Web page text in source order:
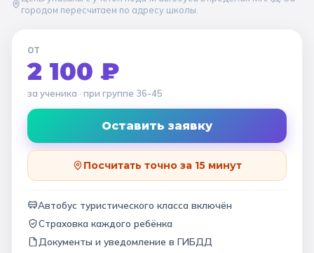
городом пересчитаем по адресу школы.
ОТ
2 100 ₽
за ученика · при группе 36-45
Оставить заявку
Посчитать точно за 15 минут
Автобус туристического класса включён
Страховка каждого ребёнка
Документы и уведомление в ГИБДД